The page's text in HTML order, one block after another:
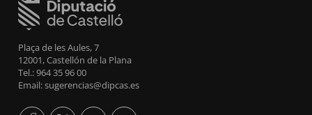
Plaça de les Aules, 7
12001, Castellón de la Plana
Tel.: 964 35 96 00
Email: sugerencias@dipcas.es